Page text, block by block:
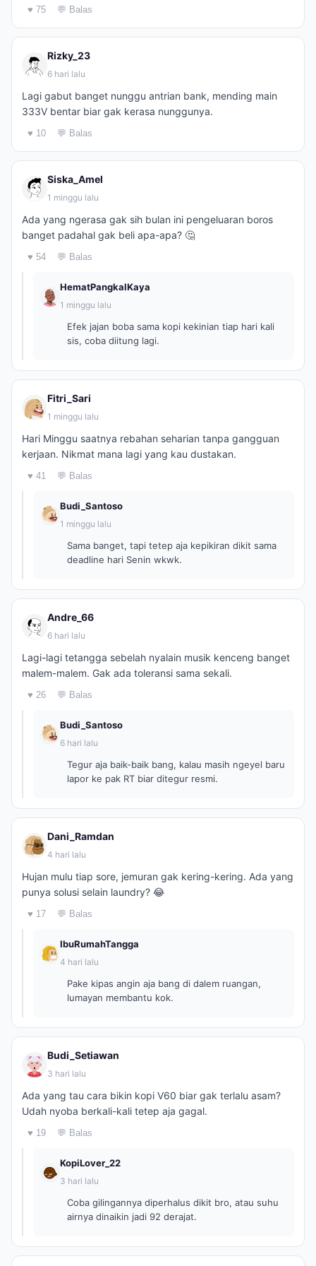
♥ 75 💬 Balas
Rizky_23
6 hari lalu
Lagi gabut banget nunggu antrian bank, mending main
333V bentar biar gak kerasa nunggunya.
♥ 10 💬 Balas
Siska_Amel
1 minggu lalu
Ada yang ngerasa gak sih bulan ini pengeluaran boros
banget padahal gak beli apa-apa? 🤔
♥ 54 💬 Balas
HematPangkalKaya
1 minggu lalu
Efek jajan boba sama kopi kekinian tiap hari kali
sis, coba diitung lagi.
Fitri_Sari
1 minggu lalu
Hari Minggu saatnya rebahan seharian tanpa gangguan
kerjaan. Nikmat mana lagi yang kau dustakan.
♥ 41 💬 Balas
Budi_Santoso
1 minggu lalu
Sama banget, tapi tetep aja kepikiran dikit sama
deadline hari Senin wkwk.
Andre_66
6 hari lalu
Lagi-lagi tetangga sebelah nyalain musik kenceng banget
malem-malem. Gak ada toleransi sama sekali.
♥ 26 💬 Balas
Budi_Santoso
6 hari lalu
Tegur aja baik-baik bang, kalau masih ngeyel baru
lapor ke pak RT biar ditegur resmi.
Dani_Ramdan
4 hari lalu
Hujan mulu tiap sore, jemuran gak kering-kering. Ada yang
punya solusi selain laundry? 😂
♥ 17 💬 Balas
IbuRumahTangga
4 hari lalu
Pake kipas angin aja bang di dalem ruangan,
lumayan membantu kok.
Budi_Setiawan
3 hari lalu
Ada yang tau cara bikin kopi V60 biar gak terlalu asam?
Udah nyoba berkali-kali tetep aja gagal.
♥ 19 💬 Balas
KopiLover_22
3 hari lalu
Coba gilingannya diperhalus dikit bro, atau suhu
airnya dinaikin jadi 92 derajat.